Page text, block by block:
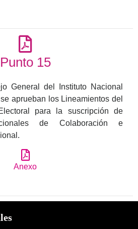
Punto 15
General del Instituto Nacional
aprueban los Lineamientos del
para la suscripción de
de Colaboración e
Anexo